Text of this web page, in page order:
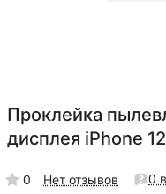
Проклейка
дисплея iPhone
0 Нет отзывов 0